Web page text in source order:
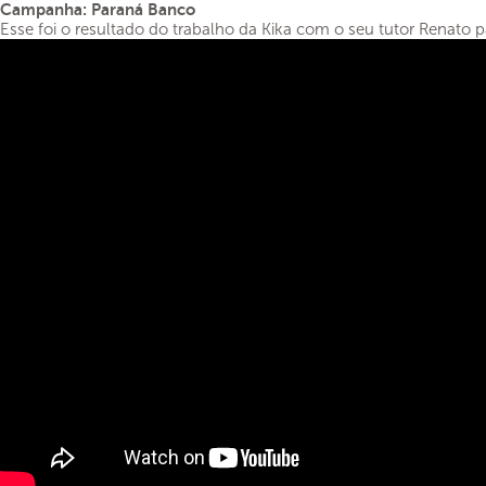
Campanha: Paraná Banco
Esse foi o resultado do trabalho da Kika com o seu tutor Renato